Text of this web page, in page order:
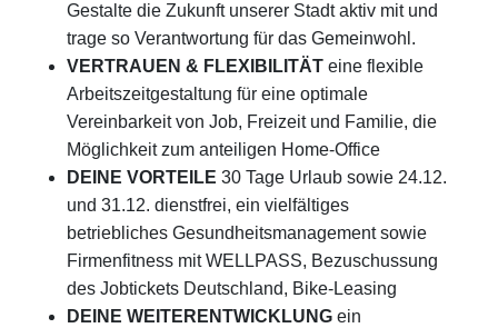
Gestalte die Zukunft unserer Stadt aktiv mit und
trage so Verantwortung für das Gemeinwohl.
VERTRAUEN & FLEXIBILITÄT eine flexible
Arbeitszeitgestaltung für eine optimale
Vereinbarkeit von Job, Freizeit und Familie, die
Möglichkeit zum anteiligen Home-Office
DEINE VORTEILE 30 Tage Urlaub sowie 24.12.
und 31.12. dienstfrei, ein vielfältiges
betriebliches Gesundheitsmanagement sowie
Firmenfitness mit WELLPASS, Bezuschussung
des Jobtickets Deutschland, Bike-Leasing
DEINE WEITERENTWICKLUNG ein